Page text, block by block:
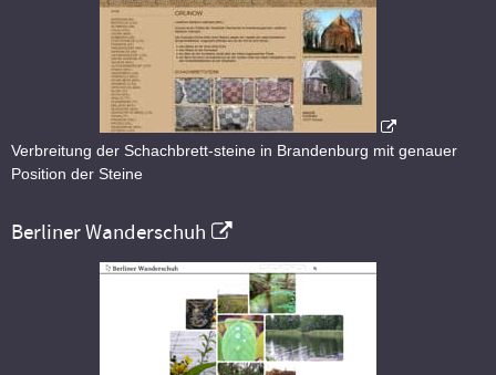
Verbreitung der Schachbrett-steine in Brandenburg mit genauer
Position der Steine
Berliner Wanderschuh